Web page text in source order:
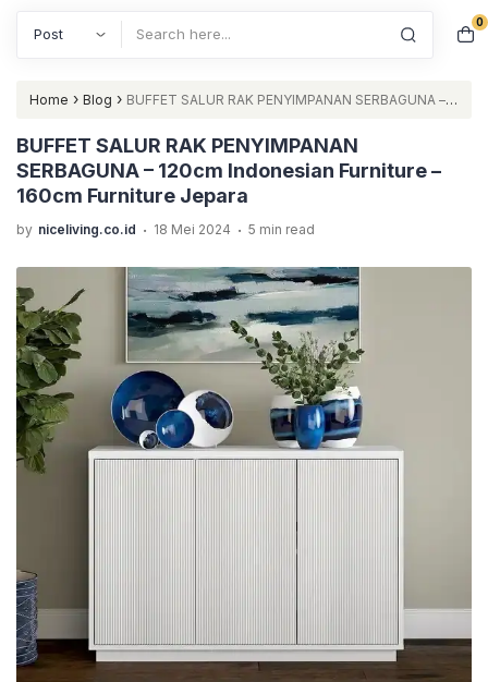
0
Home › Blog › BUFFET SALUR RAK PENYIMPANAN SERBAGUNA –
120cm Indonesian Furniture – 160cm Furniture Jepara
BUFFET SALUR RAK PENYIMPANAN
SERBAGUNA – 120cm Indonesian Furniture –
160cm Furniture Jepara
by niceliving.co.id . 18 Mei 2024 . 5 min read